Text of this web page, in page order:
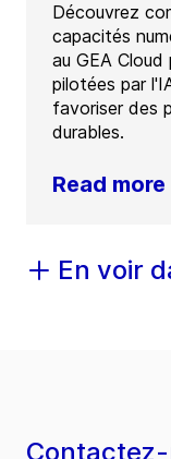
Découvrez
capacités
au GEA
pilotées par
favoriser des
durables.
Read more
En voir